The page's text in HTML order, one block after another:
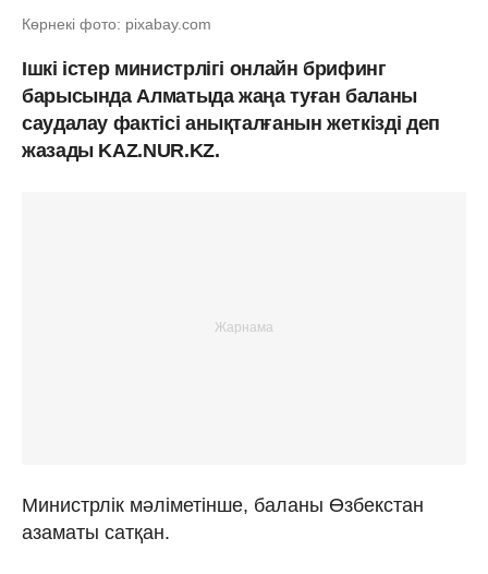
Көрнекі фото: pixabay.com
Ішкі істер министрлігі онлайн брифинг
барысында Алматыда жаңа туған баланы
саудалау фактісі анықталғанын жеткізді деп
жазады KAZ.NUR.KZ.
Министрлік мәліметінше, баланы Өзбекстан
азаматы сатқан.